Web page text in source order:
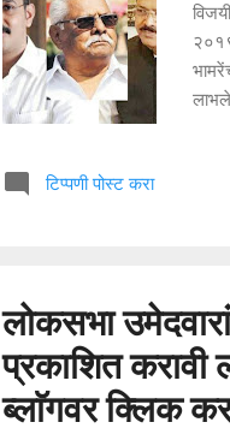
"जन...
टिप्पणी पोस्ट करा
लोकसभा
प्रकाशित करावी
ब्लाॅगवर क्लिक